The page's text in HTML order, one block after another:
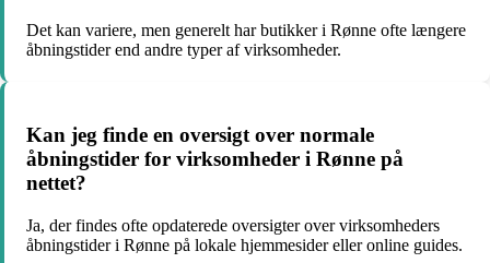
Det kan variere, men generelt har butikker i Rønne ofte længere
åbningstider end andre typer af virksomheder.
Kan jeg finde en oversigt over normale
åbningstider for virksomheder i Rønne på
nettet?
Ja, der findes ofte opdaterede oversigter over virksomheders
åbningstider i Rønne på lokale hjemmesider eller online guides.